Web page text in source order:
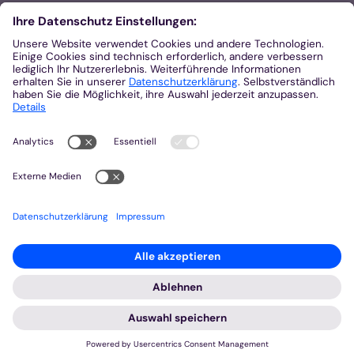
Gegenwart Gottes, und schauen die Welt an mit
seinen Augen, mit seinen mitleidigen Augen. Und
wenn wir auch nicht liegen, so wie es Janosch
vorschlägt, so ruhen wir doch zumindest. Wir
ruhen aus in der Gemeinschaft, im Gebet, in der
Feier. Wir treten heraus aus den Belastungen des
Alltags und lassen uns ansprechen mit Worten, die
so an und lädt uns ein, dass wir einander vom
Verantwortlichen unserer Tage höre ich selten
vom Himmel sprechen, eher von Wirtschaftsflaute
und Leistungszwang. Blicken wir wieder auf das
heutige Evangelium. Nicht in der Fremde sollen wir
das Leben lebenswerter machen, nicht in der Welt
der Heiden. „Geht nicht zu den Heiden“ sagt Jesus.
Ich würde das heute vielleicht in der Weise